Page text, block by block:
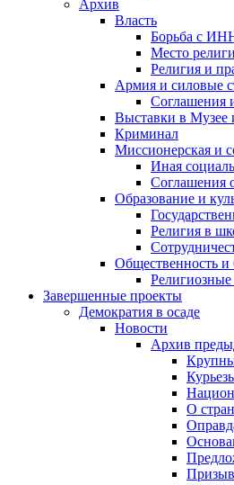
Архив
Власть
Борьба с
Место
Религия и
Армия и силовые
Соглашения
Выставки в Музее
Криминал
Миссионерская и
Иная
Соглашения
Образование и
Религия в
Общественность
Завершенные проекты
Демократия в осаде
Новости
Архив
О